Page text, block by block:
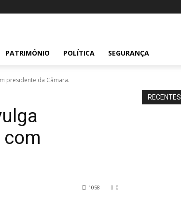
PATRIMÓNIO POLÍTICA SEGURANÇA
presidente da Câmara.
0
1058
RECENTES